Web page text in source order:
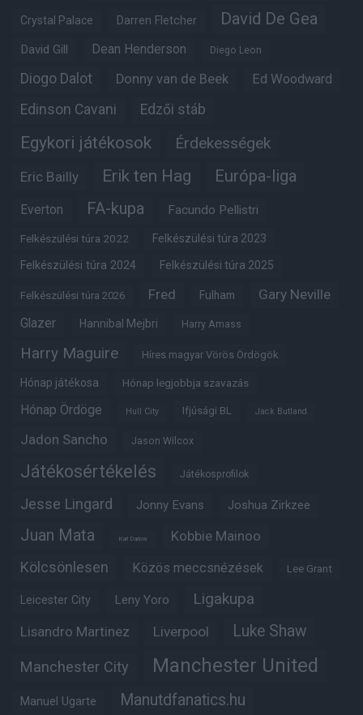
Crystal Palace Darren Fletcher David De Gea
David Gill Dean Henderson Diego Leon
Diogo Dalot Donny van de Beek Ed Woodward
Edinson Cavani Edzői stáb
Egykori játékosok Érdekességek
Eric Bailly Erik ten Hag Európa-liga
Everton FA-kupa Facundo Pellistri
Felkészülési túra 2022 Felkészülési túra 2023
Felkészülési túra 2024 Felkészülési túra 2025
Felkészülési túra 2026 Fred Fulham Gary Neville
Glazer Hannibal Mejbri Harry Amass
Harry Maguire Híres magyar Vörös Ördögök
Hónap játékosa Hónap legjobbja szavazás
Hónap Ördöge Hull City Ifjúsági BL Jack Butland
Jadon Sancho Jason Wilcox
Játékosértékelés Játékosprofilok
Jesse Lingard Jonny Evans Joshua Zirkzee
Juan Mata Karl Darlow Kobbie Mainoo
Kölcsönlesen Közös meccsnézések Lee Grant
Leicester City Leny Yoro Ligakupa
Lisandro Martinez Liverpool Luke Shaw
Manchester City Manchester United
Manuel Ugarte Manutdfanatics.hu